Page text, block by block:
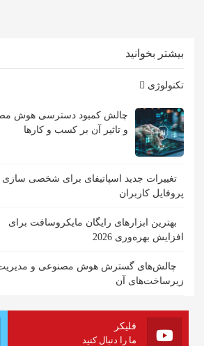
بیشتر بخوانید
تکنولوژی
چالش کمبود دسترسی هوش
و تاثیر آن بر کسب و کارها
تغییرات جدید اسپاتیفای برای شخصی سازی
پروفایل کاربران
بهترین ابزارهای رایگان مایکروسافت برای
افزایش بهره‌وری 2026
چالش‌های گسترش هوش مصنوعی و
زیرساخت‌های آن
فلیکر
ما را دنبال کنید